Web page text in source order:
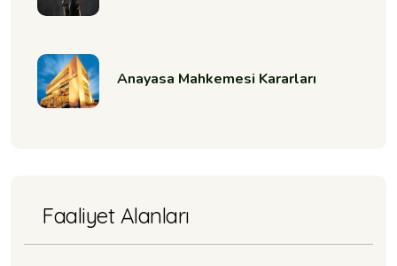
Anayasa Mahkemesi Kararları
Faaliyet Alanları